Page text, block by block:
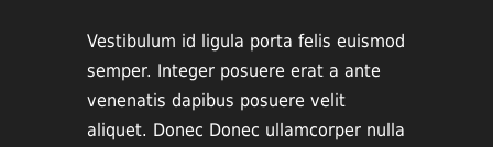
Vestibulum id ligula porta felis euismod
semper. Integer posuere erat a ante
venenatis dapibus posuere velit
aliquet. Donec Donec ullamcorper nulla